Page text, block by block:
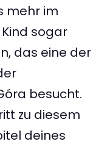
mehr im
sogar
das eine der
besucht.
zu diesem
deines